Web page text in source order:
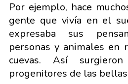
Por ejemplo, hace
gente que vivía en el
expresaba sus
personas y animales en
cuevas. Así
progenitores de las